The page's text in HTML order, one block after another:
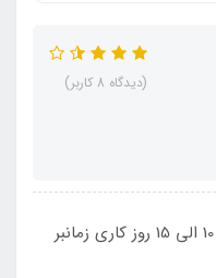
(دیدگاه 8 کاربر)
تمامی سفارشات مبل های شنی بین 10 الی 15 روز کاری زمانبر